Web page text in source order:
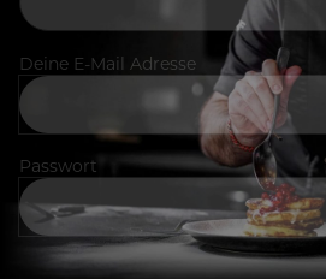
Deine E-Mail Adresse
Passwort